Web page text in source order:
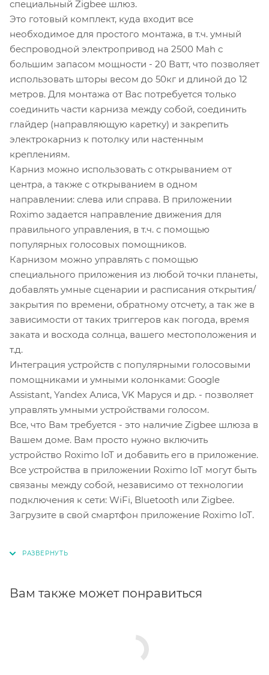
специальный Zigbee шлюз.
Это готовый комплект, куда входит все
необходимое для простого монтажа, в т.ч. умный
беспроводной электропривод на 2500 Mah с
большим запасом мощности - 20 Ватт, что позволяет
использовать шторы весом до 50кг и длиной до 12
метров. Для монтажа от Вас потребуется только
соединить части карниза между собой, соединить
глайдер (направляющую каретку) и закрепить
электрокарниз к потолку или настенным
креплениям.
Карниз можно использовать с открыванием от
центра, а также с открыванием в одном
направлении: слева или справа. В приложении
Roximo задается направление движения для
правильного управления, в т.ч. с помощью
популярных голосовых помощников.
Карнизом можно управлять с помощью
специального приложения из любой точки планеты,
добавлять умные сценарии и расписания открытия/
закрытия по времени, обратному отсчету, а так же в
зависимости от таких триггеров как погода, время
заката и восхода солнца, вашего местоположения и
т.д.
Интеграция устройств с популярными голосовыми
помощниками и умными колонками: Google
Assistant, Yandex Алиса, VK Маруся и др. - позволяет
управлять умными устройствами голосом.
Все, что Вам требуется - это наличие Zigbee шлюза в
Вашем доме. Вам просто нужно включить
устройство Roximo IoT и добавить его в приложение.
Все устройства в приложении Roximo IoT могут быть
связаны между собой, независимо от технологии
подключения к сети: WiFi, Bluetooth или Zigbee.
Загрузите в свой смартфон приложение Roximo IoT.
Вам также может понравиться